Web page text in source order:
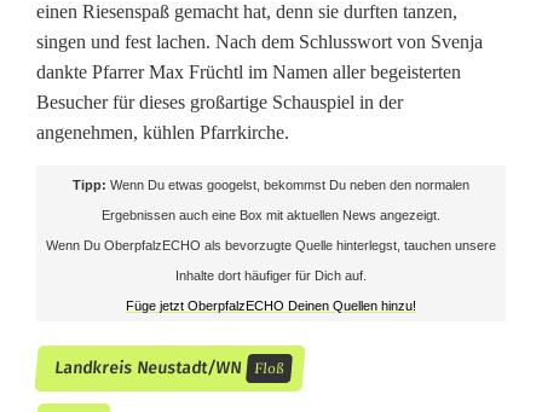
r
k
i
h
einen Riesenspaß gemacht hat, denn sie durften tanzen,
singen und fest lachen. Nach dem Schlusswort von Svenja
dankte Pfarrer Max Früchtl im Namen aller begeisterten
Besucher für dieses großartige Schauspiel in der
angenehmen, kühlen Pfarrkirche.
Tipp: Wenn Du etwas googelst, bekommst Du neben den normalen
Ergebnissen auch eine Box mit aktuellen News angezeigt.
Wenn Du OberpfalzECHO als bevorzugte Quelle hinterlegst, tauchen unsere
Inhalte dort häufiger für Dich auf.
Füge jetzt OberpfalzECHO Deinen Quellen hinzu!
Landkreis Neustadt/WN Floß